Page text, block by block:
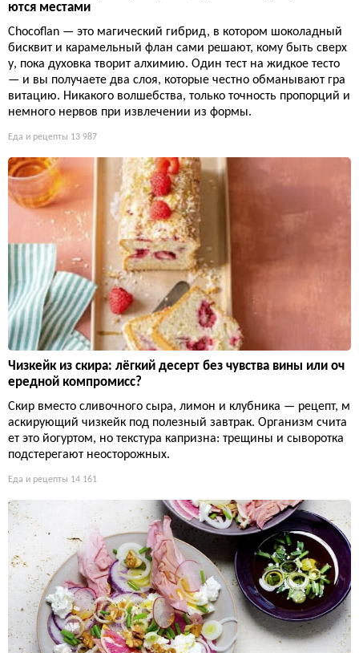
ются местами
Chocoflan — это магический гибрид, в котором шоколадный
бисквит и карамельный флан сами решают, кому быть сверх
у, пока духовка творит алхимию. Один тест на жидкое тесто
— и вы получаете два слоя, которые честно обманывают гра
витацию. Никакого волшебства, только точность пропорций и
немного нервов при извлечении из формы.
Еда и рецепты 13 987
Чизкейк из скира: лёгкий десерт без чувства вины или оч
ередной компромисс?
Скир вместо сливочного сыра, лимон и клубника — рецепт, м
аскирующий чизкейк под полезный завтрак. Организм счита
ет это йогуртом, но текстура капризна: трещины и сыворотка
подстерегают неосторожных.
Еда и рецепты 14 161